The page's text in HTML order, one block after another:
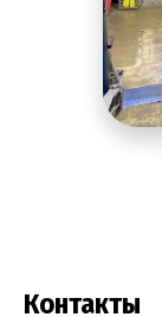
Контакты